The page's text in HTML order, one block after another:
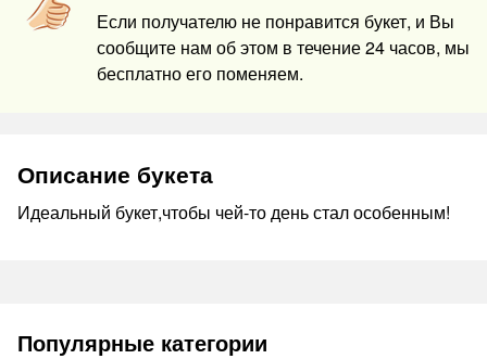
Если получателю не понравится букет, и Вы
сообщите нам об этом в течение 24 часов, мы
бесплатно его поменяем.
Описание букета
Идеальный букет,чтобы чей-то день стал особенным!
Популярные категории